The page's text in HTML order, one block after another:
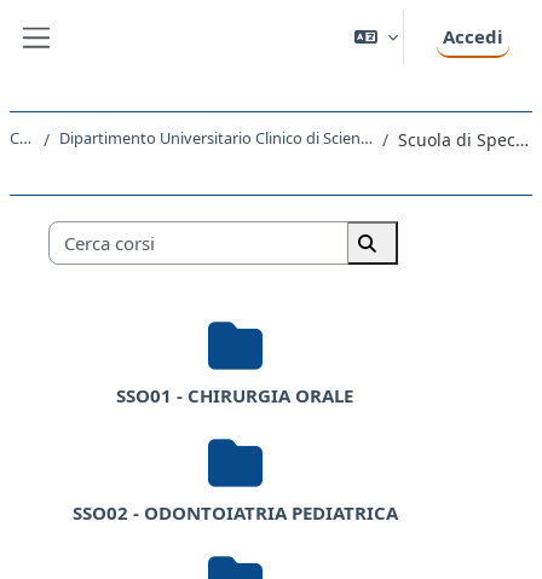
Accedi
Corsi Dipartimento Universitario Clinico di Scienze mediche, chirurgiche e della salute Scuola di Specializzazione
Categorie di corso
Cerca corsi
Cerca corsi
SSO01 - CHIRURGIA ORALE
SSO02 - ODONTOIATRIA PEDIATRICA